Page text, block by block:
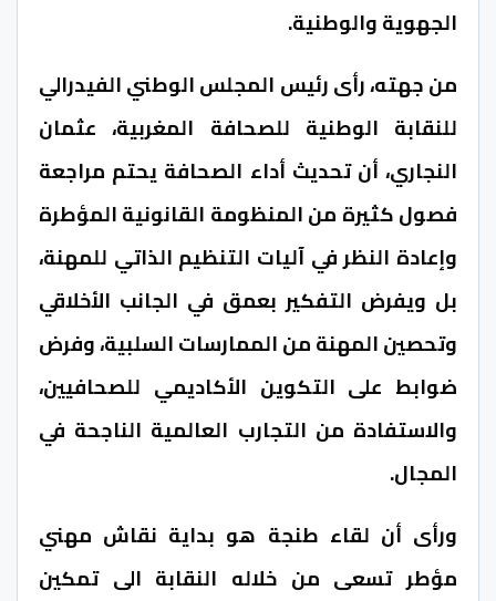
الجهوية والوطنية.
من جهته، رأى رئيس المجلس الوطني الفيدرالي
للنقابة الوطنية للصحافة المغربية، عثمان
النجاري، أن تحديث أداء الصحافة يحتم مراجعة
فصول كثيرة من المنظومة القانونية المؤطرة
وإعادة النظر في آليات التنظيم الذاتي للمهنة،
بل ويفرض التفكير بعمق في الجانب الأخلاقي
وتحصين المهنة من الممارسات السلبية، وفرض
ضوابط على التكوين الأكاديمي للصحافيين،
والاستفادة من التجارب العالمية الناجحة في
المجال.
ورأى أن لقاء طنجة هو بداية نقاش مهني
مؤطر تسعى من خلاله النقابة الى تمكين